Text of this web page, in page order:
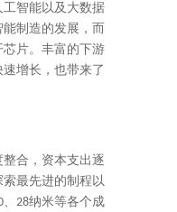
智能以及大数据
制造的发展，而
片。丰富的下游
增长，也带来了
合，资本支出逐
最先进的制程以
、 28纳米等各个成